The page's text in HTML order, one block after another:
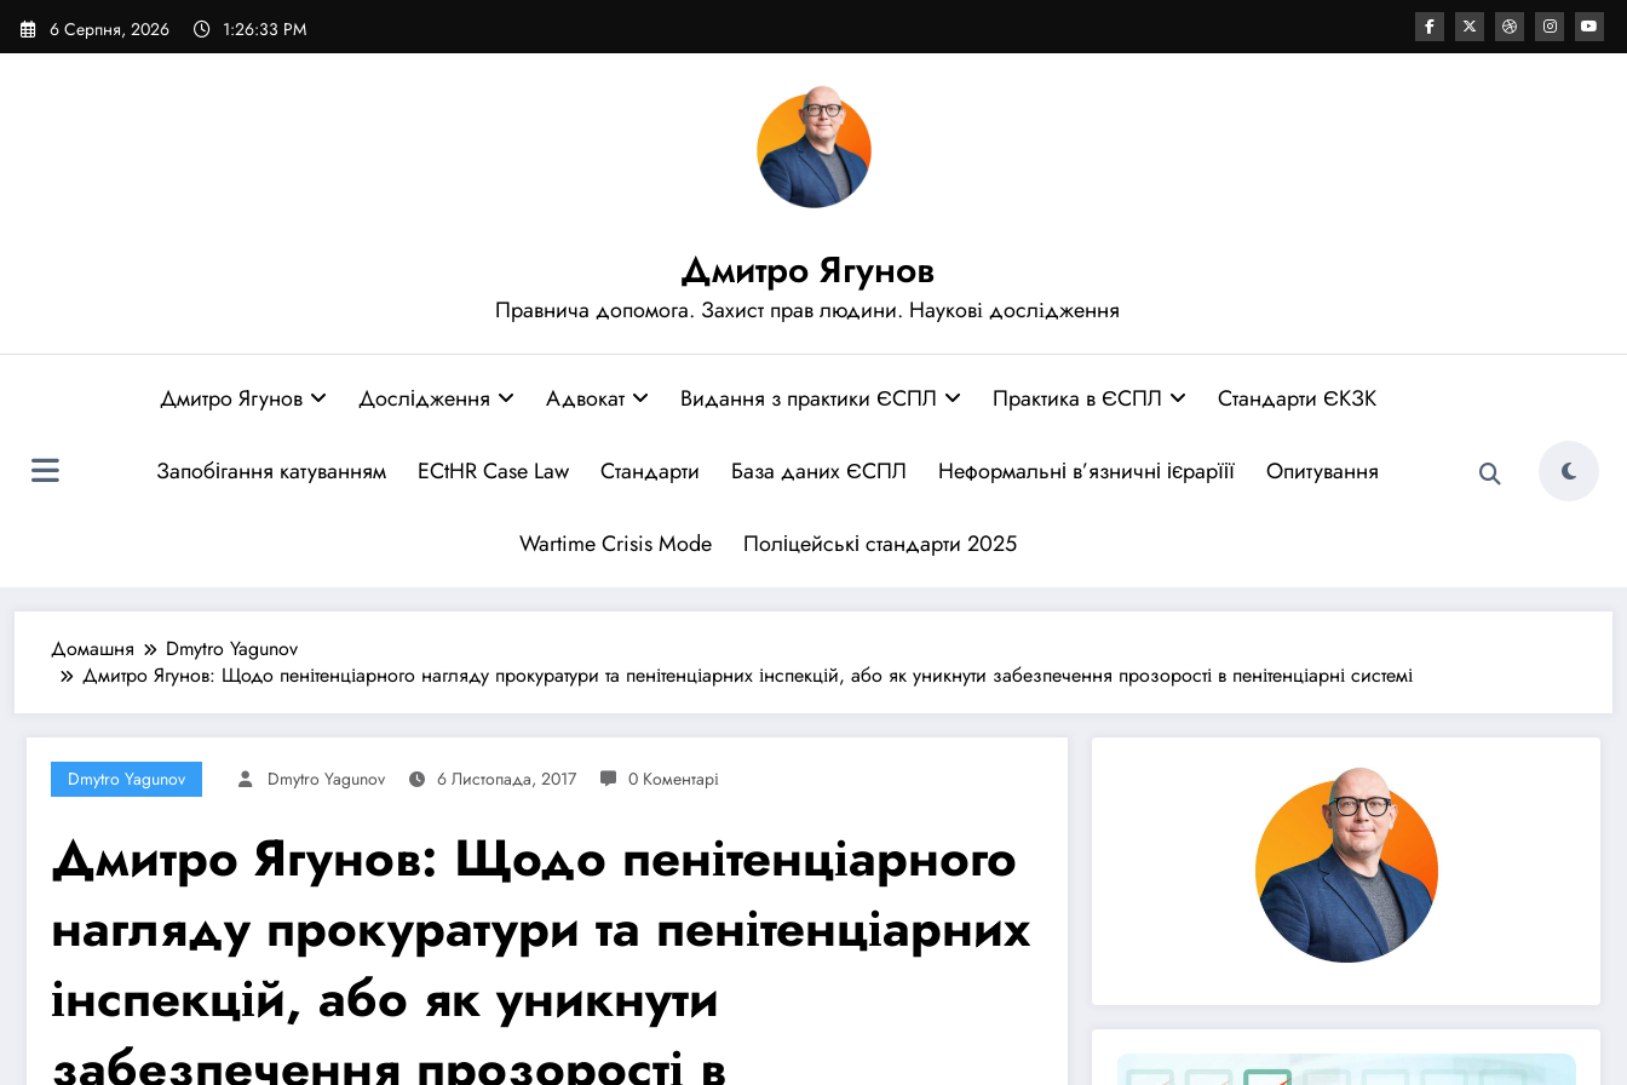
Перейти
до
6 Серпня, 2026 1:26:34 PM
Дмитро Ягунов
Правнича допомога. Захист прав людини. Наукові дослідження
Дмитро Ягунов Дослідження Адвокат Видання з практики ЄСПЛ Практика в ЄСПЛ Стандарти ЄКЗК
Запобігання катуванням ECtHR Case Law Стандарти База даних ЄСПЛ Неформальні в’язничні ієрарїії Опитування
Wartime Crisis Mode Поліцейські стандарти 2025
Домашня
Dmytro Yagunov
Дмитро Ягунов: Щодо пенітенціарного нагляду прокуратури та пенітенціарних інспекцій, або як уникнути забезпечення прозорості в пенітенціарні системі
Dmytro Yagunov Dmytro Yagunov 6 Листопада, 2017 0 Коментарі
Дмитро Ягунов: Щодо пенітенціарного
нагляду прокуратури та пенітенціарних
інспекцій, або як уникнути
забезпечення прозорості в